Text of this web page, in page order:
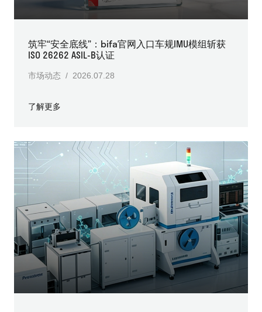
筑牢“安全底线”：bifa官网入口车规IMU模组斩获
ISO 26262 ASIL-B认证
市场动态 / 2026.07.28
了解更多